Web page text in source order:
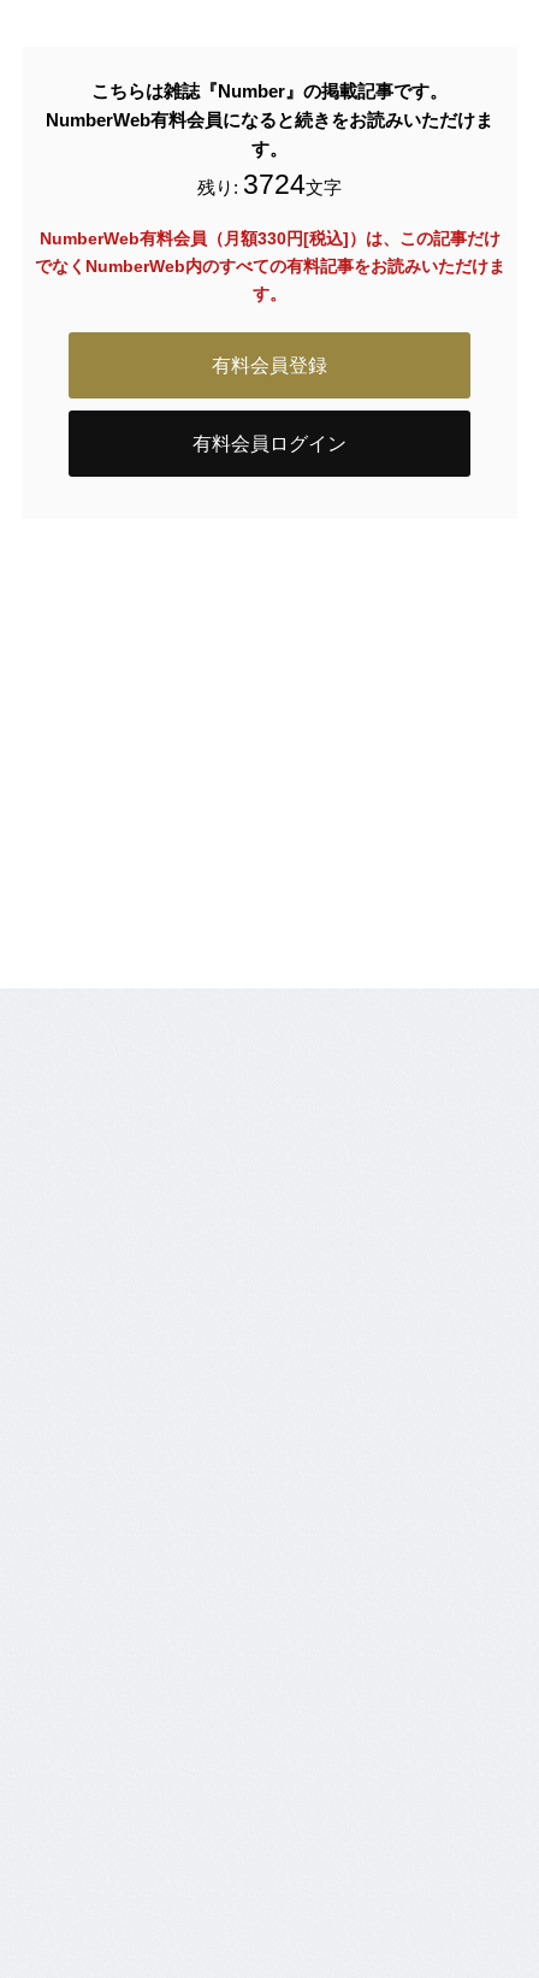
こちらは雑誌『Number』の掲載記事です。
NumberWeb有料会員になると続きをお読みいただけま
す。
残り: 3724文字
NumberWeb有料会員（月額330円[税込]）は、この記事だけ
でなく NumberWeb内のすべての有料記事をお読みいただけま
す。
有料会員登録
有料会員ログイン